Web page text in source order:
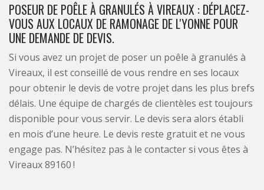
POSEUR DE POÊLE À GRANULÉS À VIREAUX : DÉPLACEZ-
VOUS AUX LOCAUX DE RAMONAGE DE L'YONNE POUR
UNE DEMANDE DE DEVIS.
Si vous avez un projet de poser un poêle à granulés à
Vireaux, il est conseillé de vous rendre en ses locaux
pour obtenir le devis de votre projet dans les plus brefs
délais. Une équipe de chargés de clientèles est toujours
disponible pour vous servir. Le devis sera alors établi
en mois d’une heure. Le devis reste gratuit et ne vous
engage pas. N’hésitez pas à le contacter si vous êtes à
Vireaux 89160 !